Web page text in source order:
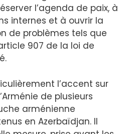
l’agenda de paix, à
internes et à ouvrir la
de problèmes tels que
907 de la loi de
l’accent sur
de plusieurs
arménienne
en Azerbaïdjan. Il